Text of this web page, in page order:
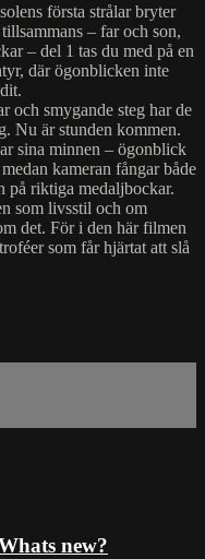
första strålar bryter
– far och son,
– del 1 tas du med på en
där ögonblicken inte
och smygande steg har de
Nu är stunden kommen.
sina minnen – ögonblick
kameran fångar både
på riktiga medaljbockar.
som livsstil och om
det. För i den här filmen
som får hjärtat att slå
new?